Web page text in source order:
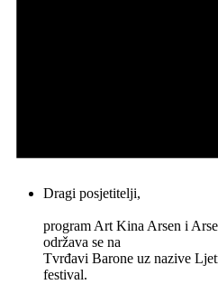
Dragi posjetitelji,
program Art Kina Arsen i
održava se na
Tvrđavi Barone uz nazive
festival.